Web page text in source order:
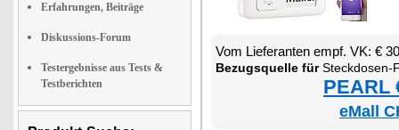
Erfahrungen, Beiträge
Diskussions-Forum
Testergebnisse aus Tests &
Testberichten
Vom Lie­fe­ran­ten empf. VK: €
Be­zugs­quel­le fürSteck­do­sen-Funk­klin­gel mit
PEARL
eMall